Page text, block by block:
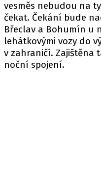
vesměs nebudou na
čekat. Čekání bude
Břeclav a Bohumín u
lehátkovými vozy do
v zahraničí. Zajištěna
noční spojení.